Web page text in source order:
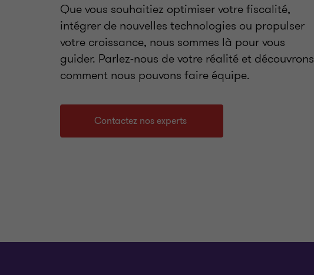
Que vous souhaitiez optimiser votre fiscalité,
intégrer de nouvelles technologies ou propulser
votre croissance, nous sommes là pour vous
guider. Parlez-nous de votre réalité et découvrons
comment nous pouvons faire équipe.
Contactez nos experts